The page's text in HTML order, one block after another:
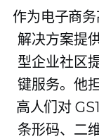
作为电子商
解决方案提
型企业社区
键服务。他
高人们对
条形码、二